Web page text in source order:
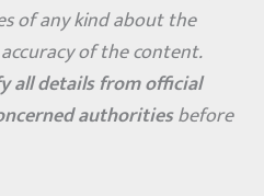
of any kind about the
of the content.
all details from official
authoritiesbefore